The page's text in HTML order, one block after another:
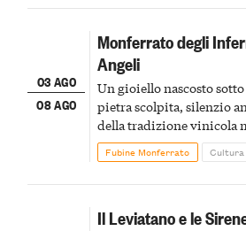
03 AGO
08 AGO
Monferrato degli
Angeli
Un gioiello nascosto
pietra scolpita, silenzio
della tradizione vinicola
Fubine Monferrato Cultura
Il Leviatano e le